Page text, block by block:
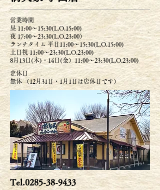
営業時間
昼 11:00～15:30(L.O.15:00)
夜 17:00〜23:30(L.O.23:00）
ランチタイム 平日11:00～15:30(L.O.15:00)
土日祝 11:00～23:30(L.O.23:00)
8月13日(木)・14日(金）11:00～23:30(L.O.23:00)
定休日
無休 （12月31日・1月1日は店休日です）
Tel.0285-38-9433